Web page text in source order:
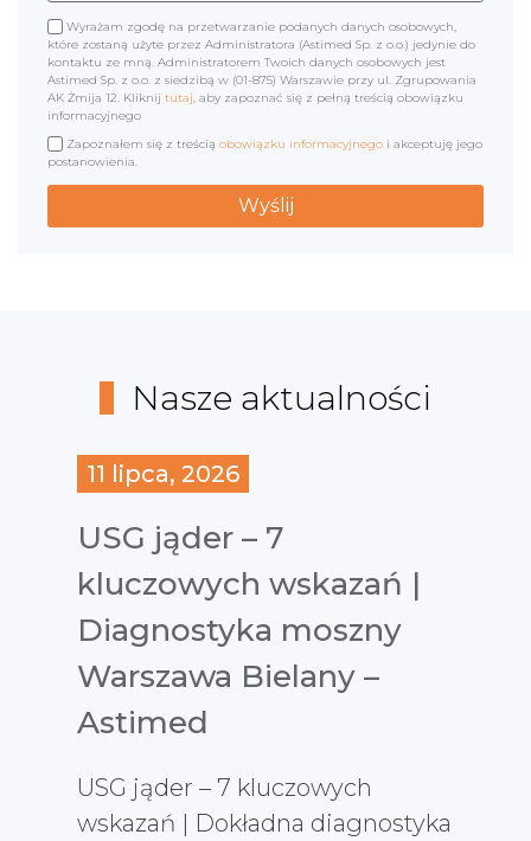
Wyrażam zgodę na przetwarzanie podanych danych osobowych,
które zostaną użyte przez Administratora (Astimed Sp. z o.o.) jedynie do
kontaktu ze mną. Administratorem Twoich danych osobowych jest
Astimed Sp. z o.o. z siedzibą w (01-875) Warszawie przy ul. Zgrupowania
AK Żmija 12. Kliknij tutaj, aby zapoznać się z pełną treścią obowiązku
informacyjnego
Zapoznałem się z treścią obowiązku informacyjnego i akceptuję jego
postanowienia.
Nasze aktualności
11 lipca, 2026
USG jąder – 7
kluczowych wskazań |
Diagnostyka moszny
Warszawa Bielany –
Astimed
USG jąder – 7 kluczowych
wskazań | Dokładna diagnostyka